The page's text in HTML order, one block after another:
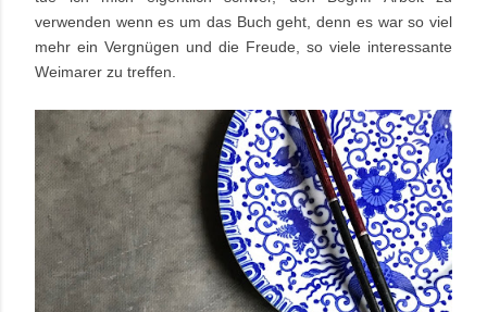
verwenden wenn es um das Buch geht, denn es war so viel
mehr ein Vergnügen und die Freude, so viele interessante
Weimarer zu treffen.